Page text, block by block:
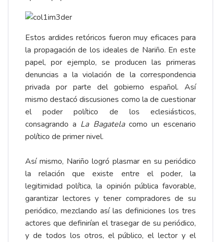
Estos ardides retóricos fueron muy eficaces para
la propagación de los ideales de Nariño. En este
papel, por ejemplo, se producen las primeras
denuncias a la violación de la correspondencia
privada por parte del gobierno español. Así
mismo destacó discusiones como la de cuestionar
el poder político de los eclesiásticos,
consagrando a La Bagatelacomo un escenario
político de primer nivel.
Así mismo, Nariño logró plasmar en su periódico
la relación que existe entre el poder, la
legitimidad política, la opinión pública favorable,
garantizar lectores y tener compradores de su
periódico, mezclando así las definiciones los tres
actores que definirían el trasegar de su periódico,
y de todos los otros, el público, el lector y el